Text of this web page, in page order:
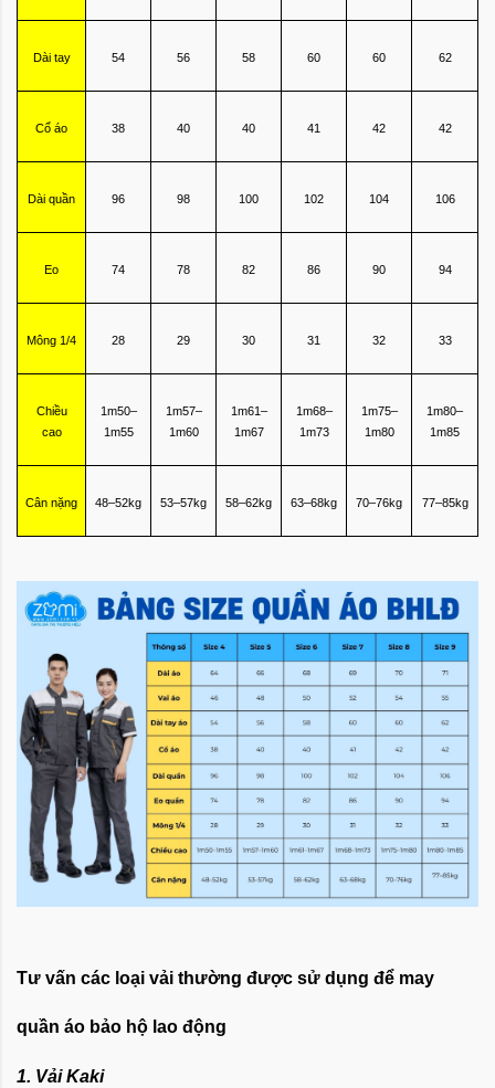
Dài tay 54 56 58 60 60 62
Cổ áo 38 40 40 41 42 42
Dài quần 96 98 100 102 104 106
Eo 74 78 82 86 90 94
Mông 1/4 28 29 30 31 32 33
Chiều
cao
1m50–
1m55
1m57–
1m60
1m61–
1m67
1m68–
1m73
1m75–
1m80
1m80–
1m85
Cân nặng 48–52kg 53–57kg 58–62kg 63–68kg 70–76kg 77–85kg
Tư vấn các loại vải thường được sử dụng để may
quần áo bảo hộ lao động
1. Vải Kaki